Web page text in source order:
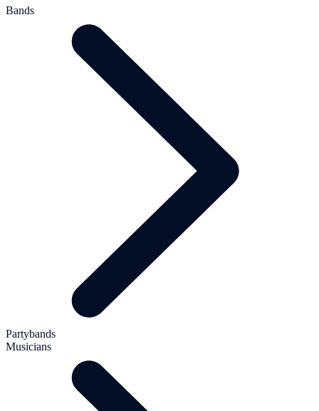
Bands
Partybands
Musicians